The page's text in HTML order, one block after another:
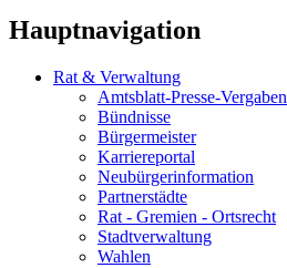
Hauptnavigation
Rat & Verwaltung
Amtsblatt-Presse-Vergaben
Bündnisse
Bürgermeister
Karriereportal
Neubürgerinformation
Partnerstädte
Rat - Gremien - Ortsrecht
Stadtverwaltung
Wahlen